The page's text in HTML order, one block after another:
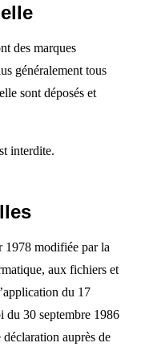
des marques
généralement tous
sont déposés et
interdite.
1978 modifiée par la
aux fichiers et
du 17
du 30 septembre 1986
auprès de